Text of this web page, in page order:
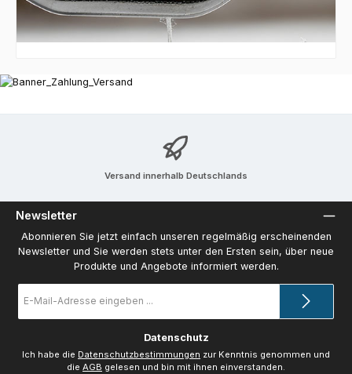
Versand innerhalb Deutschlands
Newsletter
Abonnieren Sie jetzt einfach unseren regelmäßig erscheinenden
Newsletter und Sie werden stets unter den Ersten sein, über neue
Produkte und Angebote informiert werden.
Mail-
Datenschutz
Ich habe die Datenschutzbestimmungen zur Kenntnis genommen und
die AGB gelesen und bin mit ihnen einverstanden.